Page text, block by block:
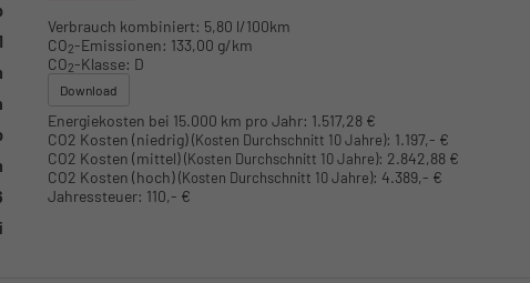
Verbrauch kombiniert: 5,80 l/100km
CO2-Emissionen: 133,00 g/km
CO2-Klasse: D
Download
Energiekosten bei 15.000 km pro Jahr: 1.517,28 €
CO2 Kosten (niedrig)(Kosten Durchschnitt 10 Jahre): 1.197,- €
CO2 Kosten (mittel)(Kosten Durchschnitt 10 Jahre): 2.842,88 €
CO2 Kosten (hoch)(Kosten Durchschnitt 10 Jahre): 4.389,- €
Jahressteuer: 110,- €